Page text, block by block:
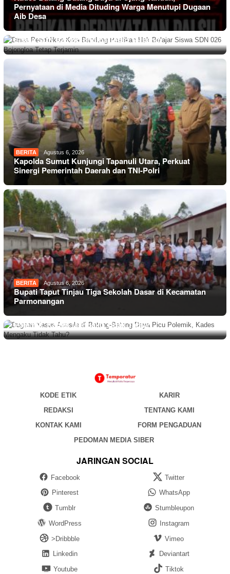
Pernyataan di Media Dituding Warga Menutupi Dugaan
Aib Desa
PEMERINTAHAN Agustus 6, 2026
Dinas Pendidikan Kota Bandung Pastikan Hak Belajar
Siswa SDN 026 Bojongloa Tetap Terjamin
BERITA Agustus 6, 2026
Kapolda Sumut Kunjungi Tapanuli Utara, Perkuat
Sinergi Pemerintah Daerah dan TNI-Polri
BERITA Agustus 6, 2026
Bupati Taput Tinjau Tiga Sekolah Dasar di Kecamatan
Parmonangan
BERITA DAERAH
Dugaan Kasus Asusila di Batang-Batang Daya Picu
Polemik, Kades Mengaku Tidak Tahu?
KODE ETIK
KARIR
REDAKSI
TENTANG KAMI
KONTAK KAMI
FORM PENGADUAN
PEDOMAN MEDIA SIBER
JARINGAN SOCIAL
Facebook
Twitter
Pinterest
WhatsApp
Tumblr
Stumbleupon
WordPress
Instagram
>Dribbble
Vimeo
Linkedin
Deviantart
Youtube
Tiktok